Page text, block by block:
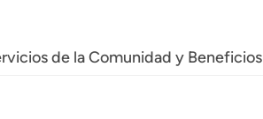
de la Comunidad y Beneficios